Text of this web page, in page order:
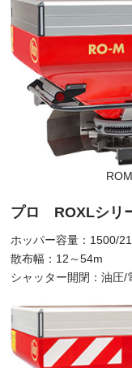
プロ ROXLシリ
ホッパー容量：1500/
散布幅：12～54m
シャッター開閉：油圧/